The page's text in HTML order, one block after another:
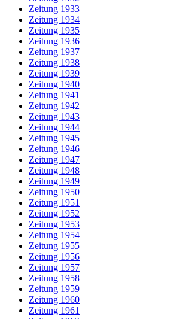
Zeitung 1933
Zeitung 1934
Zeitung 1935
Zeitung 1936
Zeitung 1937
Zeitung 1938
Zeitung 1939
Zeitung 1940
Zeitung 1941
Zeitung 1942
Zeitung 1943
Zeitung 1944
Zeitung 1945
Zeitung 1946
Zeitung 1947
Zeitung 1948
Zeitung 1949
Zeitung 1950
Zeitung 1951
Zeitung 1952
Zeitung 1953
Zeitung 1954
Zeitung 1955
Zeitung 1956
Zeitung 1957
Zeitung 1958
Zeitung 1959
Zeitung 1960
Zeitung 1961